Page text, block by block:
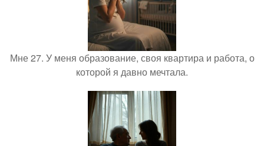
Мне 27. У меня образование, своя квартира и работа, о
которой я давно мечтала.